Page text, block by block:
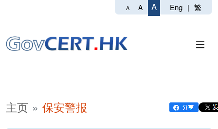
A A A Eng | 繁
主页 保安警报